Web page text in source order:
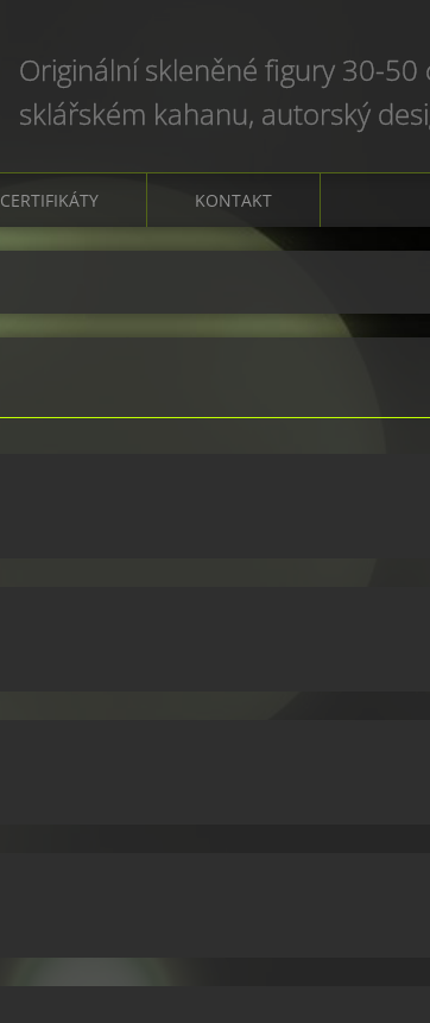
Originální skleněné figury 30-50
sklářském kahanu, autorský
CERTIFIKÁTY KONTAKT